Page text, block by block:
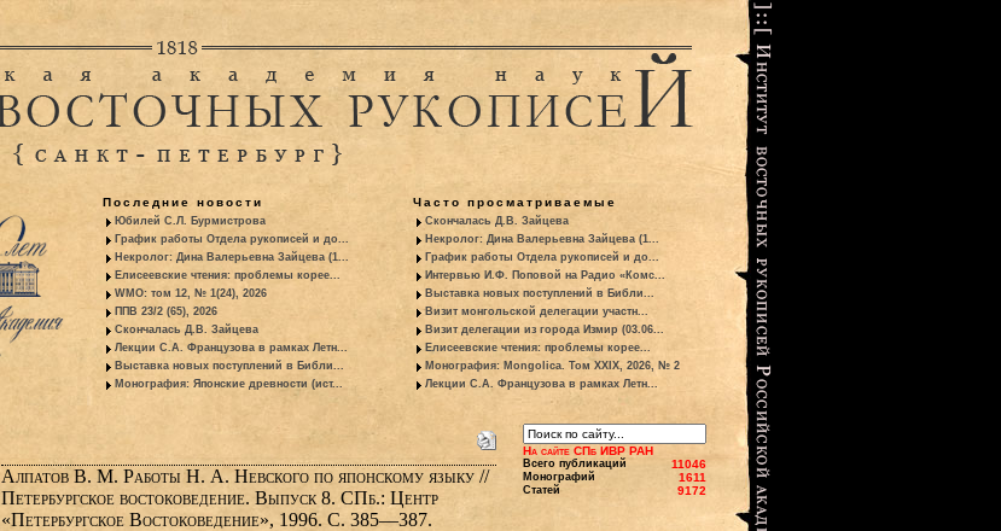
Последние новости
Юбилей С.Л. Бурмистрова
График работы Отдела рукописей и до...
Некролог: Дина Валерьевна Зайцева (1...
Елисеевские чтения: проблемы корее...
WMO: том 12, № 1(24), 2026
ППВ 23/2 (65), 2026
Скончалась Д.В. Зайцева
Лекции С.А. Французова в рамках Летн...
Выставка новых поступлений в Библи...
Монография: Японские древности (ист...
Часто просматриваемые
Скончалась Д.В. Зайцева
Некролог: Дина Валерьевна Зайцева (1...
График работы Отдела рукописей и до...
Интервью И.Ф. Поповой на Радио «Комс...
Выставка новых поступлений в Библи...
Визит монгольской делегации участн...
Визит делегации из города Измир (03.06...
Елисеевские чтения: проблемы корее...
Монография: Mongolica. Том XXIX, 2026, № 2
Лекции С.А. Французова в рамках Летн...
Алпатов В. М. Работы Н. А. Невского по японскому языку //
Петербургское востоковедение. Выпуск 8. СПб.: Центр
«Петербургское Востоковедение», 1996. С. 385—387.
На сайте СПб ИВР РАН
Всего публикаций 11046
Монографий 1611
Статей 9172